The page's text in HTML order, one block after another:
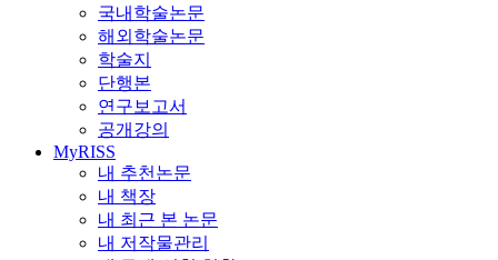
국내학술논문
해외학술논문
학술지
단행본
연구보고서
공개강의
MyRISS
내 추천논문
내 책장
내 최근 본 논문
내 저작물관리